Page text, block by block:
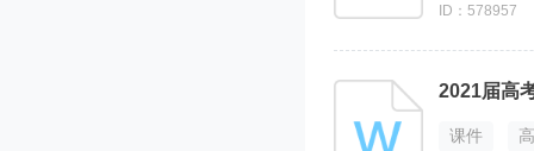
ID：578957
课件